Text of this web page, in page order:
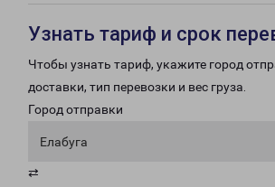
Узнать тариф и срок
Чтобы узнать тариф, укажите город
доставки, тип перевозки и вес груза.
Город отправки
Елабуга
⇄